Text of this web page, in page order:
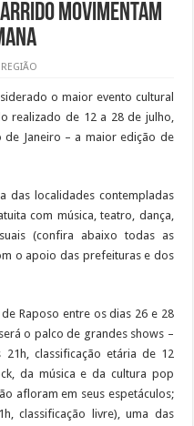
movimentam
REGIÃO
o maior evento cultural
realizado de 12 a 28 de julho,
Janeiro – a maior edição de
das localidades contempladas
com música, teatro, dança,
(confira abaixo todas as
o apoio das prefeituras e dos
Raposo entre os dias 26 e 28
o palco de grandes shows –
classificação etária de 12
da música e da cultura pop
afloram em seus espetáculos;
classificação livre), uma das